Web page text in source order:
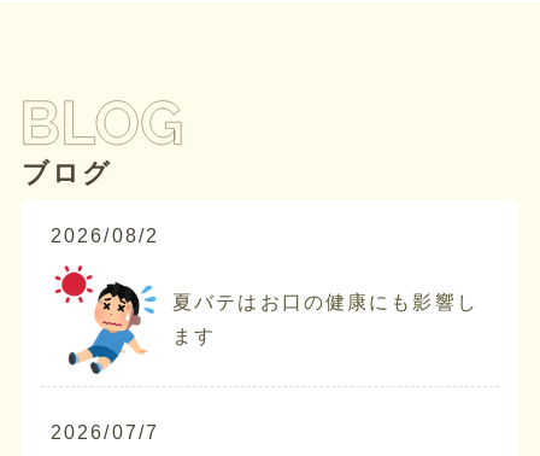
ブログ
2026/08/2
夏バテはお口の健康にも影響し
ます
2026/07/7